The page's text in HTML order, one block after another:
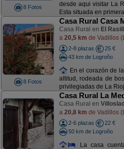
8 Fotos
desde aqui visitar La
Esta situada en
8 Fotos
Casa Rural Casa
Casa Rural en El
a 20,5 km de Vadillos
2-8 plazas
25 €
43 km de Logroño
En el corazón de
altitud, rodeada de
privilegiadas de La
Casa Rural La
Casa Rural en
a 20,8 km de Vadillos
2-6 plazas
22 €
50 km de Logroño
La casa